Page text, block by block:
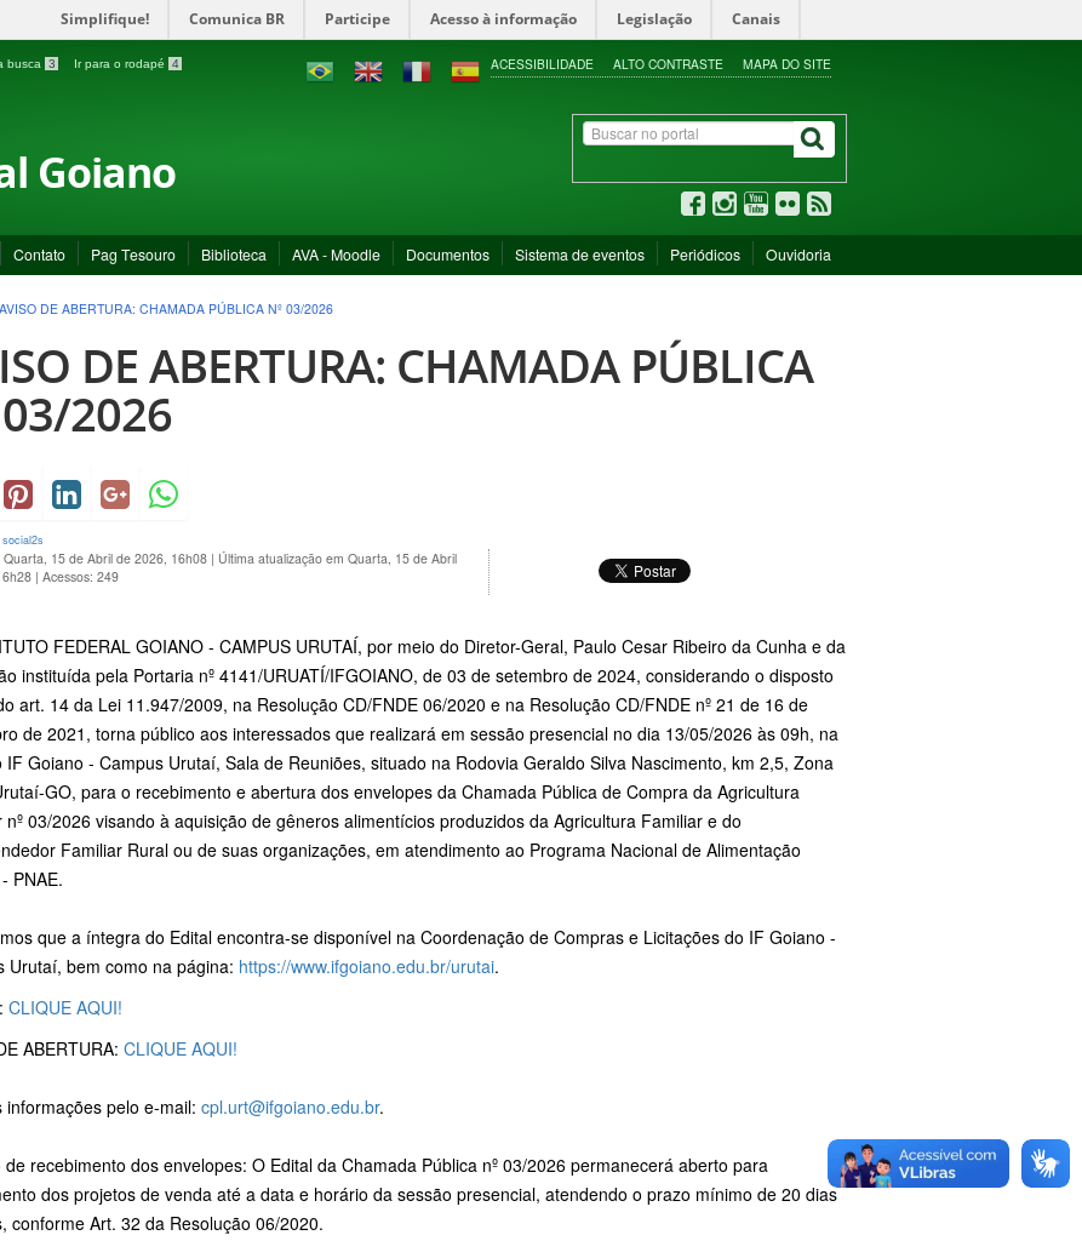
Simplifique! Comunica BR Participe Acesso à informação Legislação Canais
busca 3 Ir para o rodapé 4 ACESSIBILIDADE ALTO CONTRASTE MAPA DO SITE
Goiano
Contato Pag Tesouro Biblioteca AVA - Moodle Documentos Sistema de eventos Periódicos Ouvidoria
AVISO DE ABERTURA: CHAMADA PÚBLICA Nº 03/2026
DE ABERTURA: CHAMADA PÚBLICA
2026
social2s
Quarta, 15 de Abril de 2026, 16h08 | Última atualização em Quarta, 15 de Abril
| Acessos: 249
FEDERAL GOIANO - CAMPUS URUTAÍ, por meio do Diretor-Geral, Paulo Cesar Ribeiro da Cunha e da
instituída pela Portaria nº 4141/URUATÍ/IFGOIANO, de 03 de setembro de 2024, considerando o disposto
art. 14 da Lei 11.947/2009, na Resolução CD/FNDE 06/2020 e na Resolução CD/FNDE nº 21 de 16 de
de 2021, torna público aos interessados que realizará em sessão presencial no dia 13/05/2026 às 09h, na
IF Goiano - Campus Urutaí, Sala de Reuniões, situado na Rodovia Geraldo Silva Nascimento, km 2,5, Zona
GO, para o recebimento e abertura dos envelopes da Chamada Pública de Compra da Agricultura
nº 03/2026 visando à aquisição de gêneros alimentícios produzidos da Agricultura Familiar e do
Familiar Rural ou de suas organizações, em atendimento ao Programa Nacional de Alimentação
PNAE.
que a íntegra do Edital encontra-se disponível na Coordenação de Compras e Licitações do IF Goiano -
Urutaí, bem como na página: https://www.ifgoiano.edu.br/urutai.
CLIQUE AQUI!
ABERTURA: CLIQUE AQUI!
informações pelo e-mail: cpl.urt@ifgoiano.edu.br.
de recebimento dos envelopes: O Edital da Chamada Pública nº 03/2026 permanecerá aberto para
dos projetos de venda até a data e horário da sessão presencial, atendendo o prazo mínimo de 20 dias
conforme Art. 32 da Resolução 06/2020.